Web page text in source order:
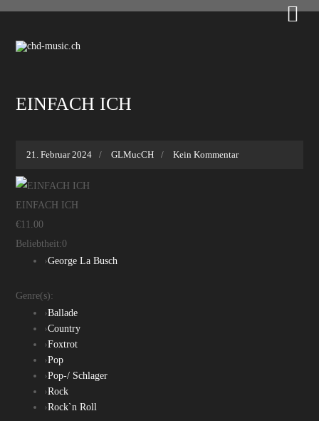

EINFACH ICH
21. Februar 2024 GLMucCH Kein Kommentar
EINFACH ICH
€11.00
Beliebtheit:0
›George La Busch
Genre(s):
›Ballade
›Country
›Foxtrot
›Pop
›Pop-/ Schlager
›Rock
›Rock`n Roll